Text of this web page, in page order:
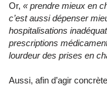
Or, « prendre mieux en
c’est aussi dépenser
hospitalisations
prescriptions
lourdeur des prises en
Aussi, afin d’agir